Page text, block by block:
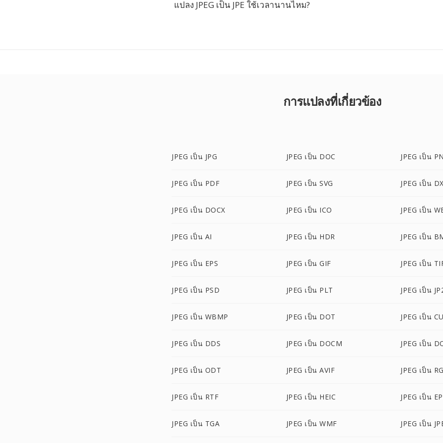
แปลง JPEG เป็น JPE ใช้เวลานานไหม?
การแปลงที่เกี่ยวข้อง
JPEG เป็น JPG JPEG เป็น DOC JPEG เป็น
JPEG เป็น PDF JPEG เป็น SVG JPEG เป็น
JPEG เป็น DOCX JPEG เป็น ICO JPEG เป็น
JPEG เป็น AI JPEG เป็น HDR JPEG เป็น
JPEG เป็น EPS JPEG เป็น GIF JPEG เป็น
JPEG เป็น PSD JPEG เป็น PLT JPEG เป็น
JPEG เป็น WBMP JPEG เป็น DOT JPEG เป็น
JPEG เป็น DDS JPEG เป็น DOCM JPEG เป็น
JPEG เป็น ODT JPEG เป็น AVIF JPEG เป็น
JPEG เป็น RTF JPEG เป็น HEIC JPEG เป็น
JPEG เป็น TGA JPEG เป็น WMF JPEG เป็น